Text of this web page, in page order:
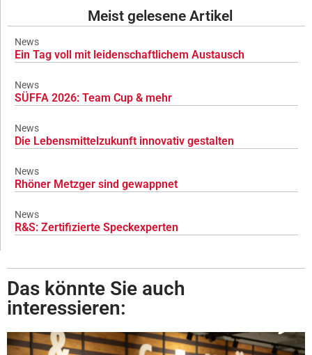
Meist gelesene Artikel
News
Ein Tag voll mit leidenschaftlichem Austausch
News
SÜFFA 2026: Team Cup & mehr
News
Die Lebensmittelzukunft innovativ gestalten
News
Rhöner Metzger sind gewappnet
News
R&S: Zertifizierte Speckexperten
Das könnte Sie auch
interessieren: